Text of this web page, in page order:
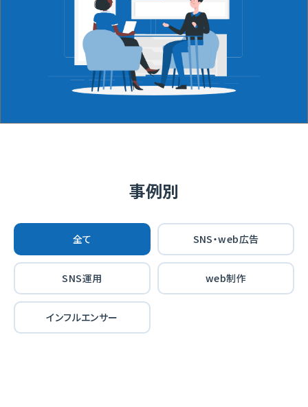
事例別
全て SNS・web広告
SNS運用 web制作
インフルエンサー